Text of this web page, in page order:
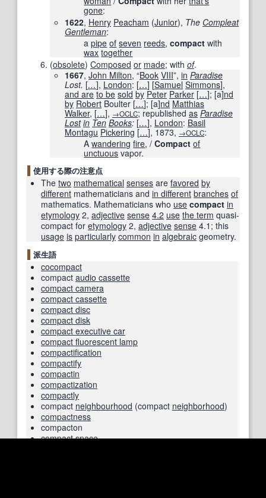
gone:
1622, Henry Peacham (Junior), The Compleat
Gentleman:
apipe of seven reeds,compact with
wax together
(obsolete) Composed or made; with of.
1667, John Milton, “Book VIII”, in Paradise
Lost. […], London: […] [Samuel Simmons],
and are to be sold by Peter Parker […]; [a]nd
by Robert Boulter […]; [a]nd Matthias
Walker, […], →OCLC; republished as Paradise
Lost in Ten Books: […], London: Basil
Montagu Pickering […], 1873, →OCLC:
Awandering fire, /Compact of
unctuous vapor.
使用する際の注意点
The two mathematical senses are favored by
different mathematicians and in different branches of
mathematics. Mathematicians who use compact in
etymology 2, adjective sense 4.2 use the term quasi-
compact for etymology 2, adjective sense 4.1; this
usage is particularly common in algebraic geometry.
派生語
cocompact
compact audio cassette
compact camera
compact cassette
compact disc
compact disk
compact executive car
compact fluorescent lamp
compactification
compactify
compactin
compactization
compactly
compact neighbourhood (compact neighborhood)
compactness
compacton
compact space